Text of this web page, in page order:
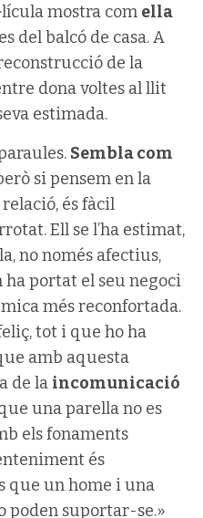
mostra com ella
del balcó de casa. A
de la
dona voltes al llit
estimada.
Sembla com
si pensem en la
és fàcil
Ell se l’ha estimat,
no només afectius,
ha portat el seu negoci
més reconfortada.
tot i que ho ha
amb aquesta
de la incomunicació
una parella no es
els fonaments
és
que un home i una
poden suportar-se.»